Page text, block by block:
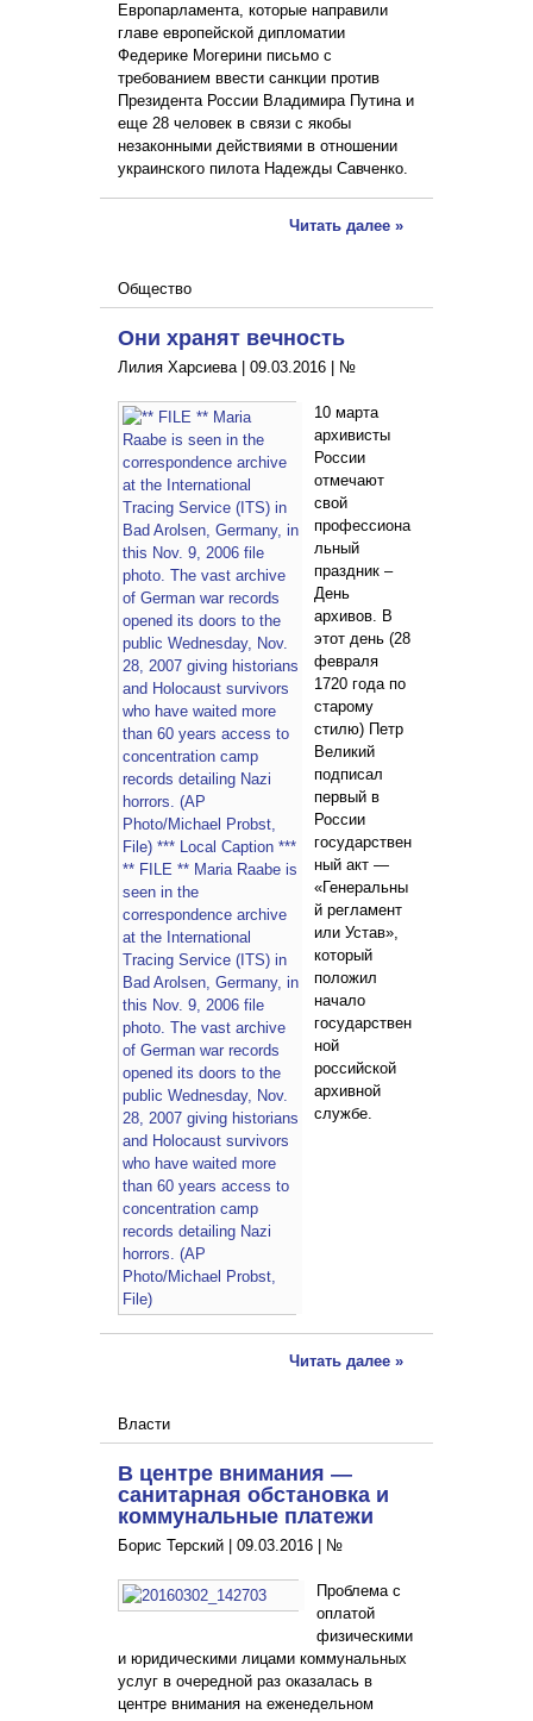
Европарламента, которые направили
главе европейской дипломатии
Федерике Могерини письмо с
требованием ввести санкции против
Президента России Владимира Путина и
еще 28 человек в связи с якобы
незаконными действиями в отношении
украинского пилота Надежды Савченко.
Читать далее »
Общество
Они хранят вечность
Лилия Харсиева | 09.03.2016 №
10 марта
архивисты
России
отмечают
свой
профессиона
льный
праздник –
День
архивов. В
этот день (28
февраля
1720 года по
старому
стилю) Петр
Великий
подписал
первый в
России
государствен
ный акт —
«Генеральны
й регламент
или Устав»,
который
положил
начало
государствен
ной
российской
архивной
службе.
Читать далее »
Власти
В центре внимания —
санитарная обстановка и
коммунальные платежи
Борис Терский | 09.03.2016 №
Проблема с
оплатой
физическими
и юридическими лицами коммунальных
услуг в очередной раз оказалась в
центре внимания на еженедельном